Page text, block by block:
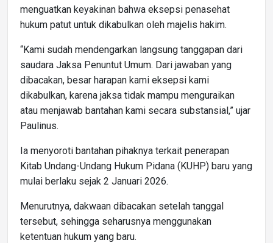
menguatkan keyakinan bahwa eksepsi penasehat
hukum patut untuk dikabulkan oleh majelis hakim.
“Kami sudah mendengarkan langsung tanggapan dari
saudara Jaksa Penuntut Umum. Dari jawaban yang
dibacakan, besar harapan kami eksepsi kami
dikabulkan, karena jaksa tidak mampu menguraikan
atau menjawab bantahan kami secara substansial,” ujar
Paulinus.
Ia menyoroti bantahan pihaknya terkait penerapan
Kitab Undang-Undang Hukum Pidana (KUHP) baru yang
mulai berlaku sejak 2 Januari 2026.
Menurutnya, dakwaan dibacakan setelah tanggal
tersebut, sehingga seharusnya menggunakan
ketentuan hukum yang baru.